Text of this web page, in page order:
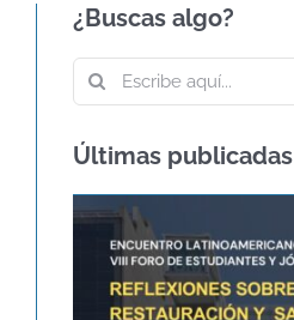
¿Buscas algo?
Buscar:
Últimas publicadas